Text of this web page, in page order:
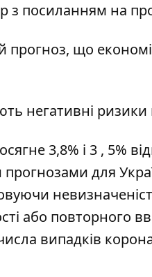
з посиланням на
прогноз, що
негативні
3,8% і 3 , 5%
для
або повторного
випадків